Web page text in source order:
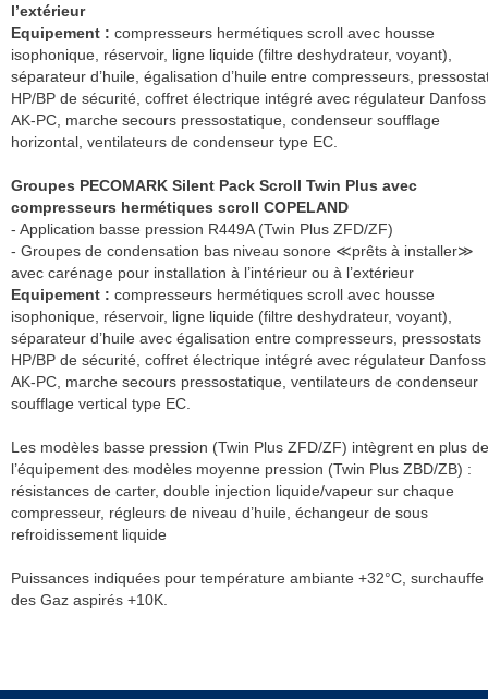
l’extérieur
Equipement : compresseurs hermétiques scroll avec housse
isophonique, réservoir, ligne liquide (filtre deshydrateur, voyant),
séparateur d’huile, égalisation d’huile entre compresseurs,
HP/BP de sécurité, coffret électrique intégré avec régulateur Danfoss
AK-PC, marche secours pressostatique, condenseur soufflage
horizontal, ventilateurs de condenseur type EC.
Groupes PECOMARK Silent Pack Scroll Twin Plus avec
compresseurs hermétiques scroll COPELAND
- Application basse pression R449A (Twin Plus ZFD/ZF)
- Groupes de condensation bas niveau sonore ≪prêts à installer≫
avec carénage pour installation à l’intérieur ou à l’extérieur
Equipement : compresseurs hermétiques scroll avec housse
isophonique, réservoir, ligne liquide (filtre deshydrateur, voyant),
séparateur d’huile avec égalisation entre compresseurs, pressostats
HP/BP de sécurité, coffret électrique intégré avec régulateur Danfoss
AK-PC, marche secours pressostatique, ventilateurs de condenseur
soufflage vertical type EC.
Les modèles basse pression (Twin Plus ZFD/ZF) intègrent en plus de
l’équipement des modèles moyenne pression (Twin Plus ZBD/ZB) :
résistances de carter, double injection liquide/vapeur sur chaque
compresseur, régleurs de niveau d’huile, échangeur de sous
refroidissement liquide
Puissances indiquées pour température ambiante +32°C, surchauffe
des Gaz aspirés +10K.